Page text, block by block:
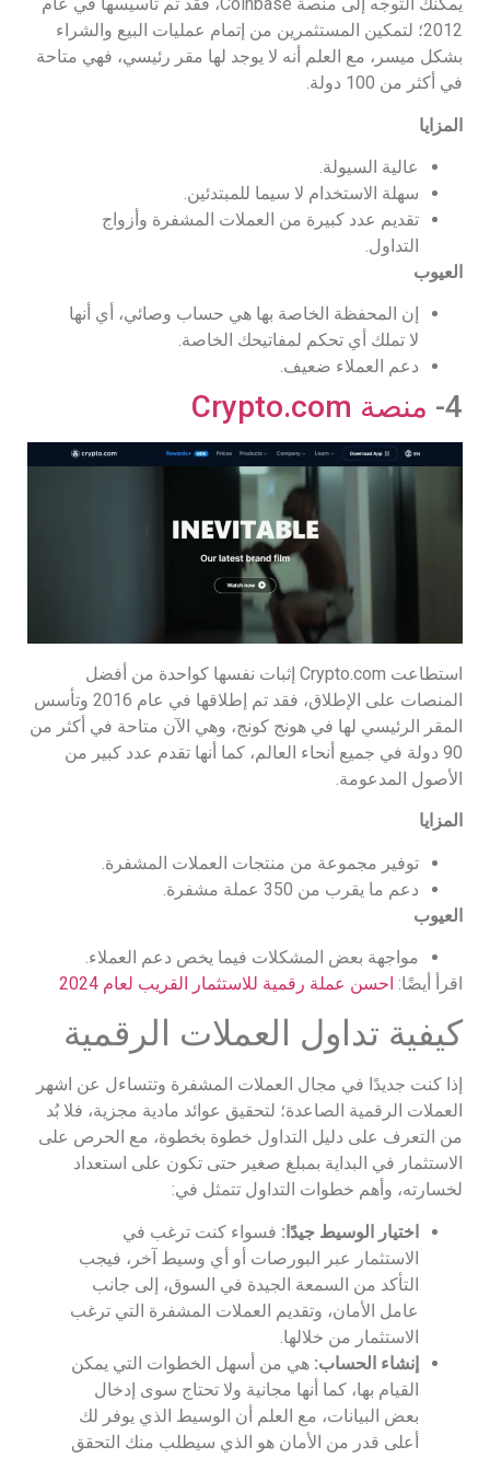
2012؛ لتمكين المستثمرين من إتمام عمليات البيع والشراء
بشكل ميسر، مع العلم أنه لا يوجد لها مقر رئيسي، فهي متاحة
في أكثر من 100 دولة.
المزايا
عالية السيولة.
سهلة الاستخدام لا سيما للمبتدئين.
تقديم عدد كبيرة من العملات المشفرة وأزواج
التداول.
العيوب
إن المحفظة الخاصة بها هي حساب وصائي، أي أنها
لا تملك أي تحكم لمفاتيحك الخاصة.
دعم العملاء ضعيف.
4- منصة Crypto.com
استطاعت Crypto.com إثبات نفسها كواحدة من أفضل
المنصات على الإطلاق، فقد تم إطلاقها في عام 2016 وتأسس
المقر الرئيسي لها في هونج كونج، وهي الآن متاحة في أكثر من
90 دولة في جميع أنحاء العالم، كما أنها تقدم عدد كبير من
الأصول المدعومة.
المزايا
توفير مجموعة من منتجات العملات المشفرة.
دعم ما يقرب من 350 عملة مشفرة.
العيوب
مواجهة بعض المشكلات فيما يخص دعم العملاء.
اقرأ أيضًا: احسن عملة رقمية للاستثمار القريب لعام 2024
كيفية تداول العملات الرقمية
إذا كنت جديدًا في مجال العملات المشفرة وتتساءل عن اشهر
العملات الرقمية الصاعدة؛ لتحقيق عوائد مادية مجزية، فلا بُد
من التعرف على دليل التداول خطوة بخطوة، مع الحرص على
الاستثمار في البداية بمبلغ صغير حتى تكون على استعداد
لخسارته، وأهم خطوات التداول تتمثل في:
اختيار الوسيط جيدًا: فسواء كنت ترغب في
الاستثمار عبر البورصات أو أي وسيط آخر، فيجب
التأكد من السمعة الجيدة في السوق، إلى جانب
عامل الأمان، وتقديم العملات المشفرة التي ترغب
الاستثمار من خلالها.
إنشاء الحساب: هي من أسهل الخطوات التي يمكن
القيام بها، كما أنها مجانية ولا تحتاج سوى إدخال
بعض البيانات، مع العلم أن الوسيط الذي يوفر لك
أعلى قدر من الأمان هو الذي سيطلب منك التحقق